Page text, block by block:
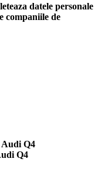
datele personale
companiile de
Audi Q4
Q4